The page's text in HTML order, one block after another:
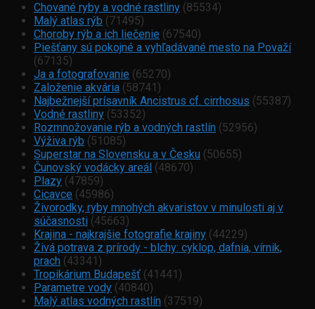
Chované ryby a vodné rastliny (85534)
Malý atlas rýb (71495)
Choroby rýb a ich liečenie (67540)
Piešťany sú pokojné a vyhľadávané mesto na Považí
(67135)
Ja a fotografovanie (65270)
Založenie akvária (58741)
Najbežnejší prísavník Ancistrus cf. cirrhosus (55387)
Vodné rastliny (53352)
Rozmnožovanie rýb a vodných rastlín (52956)
Výživa rýb (51085)
Superstar na Slovensku a v Česku (50655)
Čunovský vodácky areál (48670)
Plazy (47859)
Cicavce (45986)
Živorodky, ryby mnohých akvaristov v minulosti aj v
súčasnosti (45663)
Krajina - najkrajšie fotografie krajiny (44229)
Živá potrava z prírody - blchy: cyklop, dafnia, vírnik,
prach (43341)
Tropikárium Budapešť (41441)
Parametre vody (40840)
Malý atlas vodných rastlín (37519)